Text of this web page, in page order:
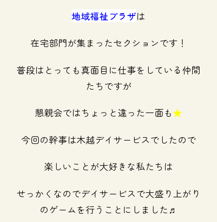
地域福祉プラザは
在宅部門が集まったセクションです！
普段はとっても真面目に仕事をしている仲間
たちですが
懇親会ではちょっと違った一面も★
今回の幹事は木越デイサービスでしたので
楽しいことが大好きな私たちは
せっかくなのでデイサービスで大盛り上がり
のゲームを行うことにしました♬